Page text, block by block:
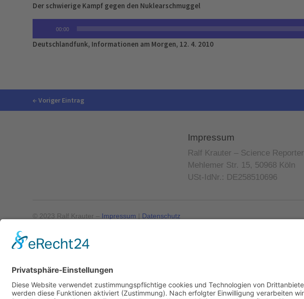
Der schwierige Kampf gegen den Nuklearschmuggel
00:00
Deutschlandfunk, Informationen am Morgen, 12. 4. 2010
←Voriger Eintrag
Impressum
Ralf Krauter – Science Reporter
Mehlemer Str. 15, 50968 Köln
USt-IdNr.: DE258510696
© 2023 Ralf Krauter – Impressum | Datenschutz